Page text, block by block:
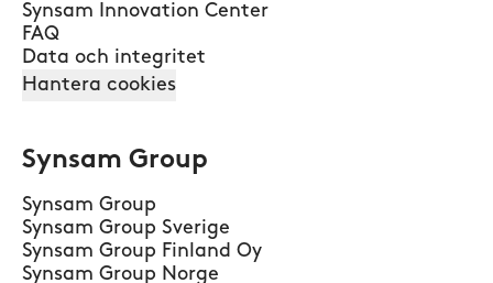
Synsam Innovation Center
FAQ
Data och integritet
Hantera cookies
Synsam Group
Synsam Group
Synsam Group Sverige
Synsam Group Finland Oy
Synsam Group Norge